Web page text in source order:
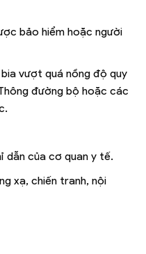
bảo hiểm hoặc người
vượt quá nồng độ quy
đường bộ hoặc các
của cơ quan y tế.
xạ, chiến tranh, nội